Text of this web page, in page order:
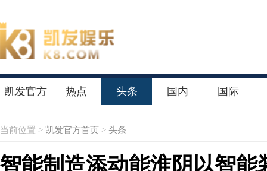
凯发官方 热点 头条 国内 国际
当前位置 > 凯发官方首页 > 头条
智能制造添动能淮阴以智